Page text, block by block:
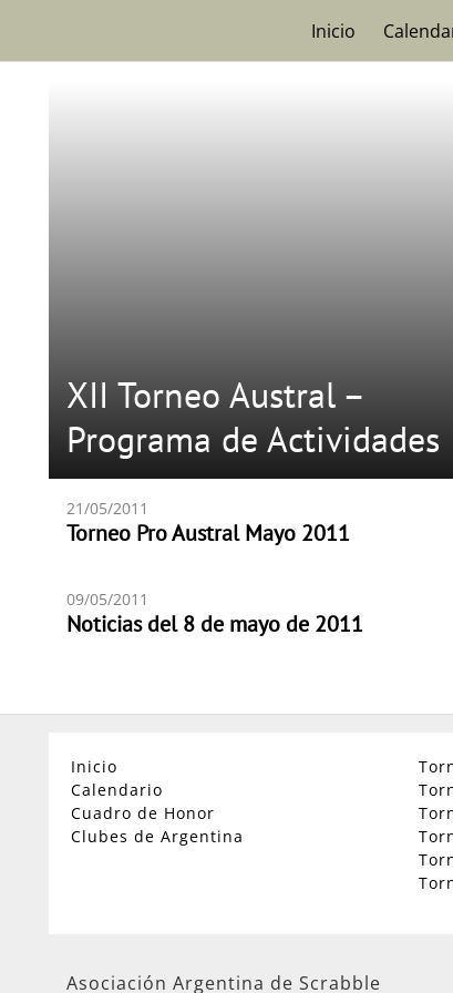
content
Inicio
XII Torneo Austral –
Programa de Actividades
21/05/2011
Torneo Pro Austral Mayo 2011
09/05/2011
Noticias del 8 de mayo de 2011
Inicio
Calendario
Cuadro de Honor
Clubes de Argentina
Asociación Argentina de Scrabble